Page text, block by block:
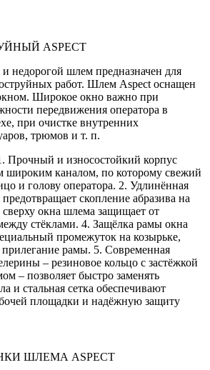
ASPECT
недорогой шлем предназначен для
работ. Шлем Aspect оснащен
Широкое окно важно при
передвижения оператора в
при очистке внутренних
трюмов и т. п.
Прочный и износостойкий корпус
широким каналом, по которому свежий
и голову оператора. 2. Удлинённая
скопление абразива на
окна шлема защищает от
стёклами. 4. Защёлка рамы окна
промежуток на козырьке,
прилегание рамы. 5. Современная
– резиновое кольцо с застёжкой
– позволяет быстро заменять
и стальная сетка обеспечивают
площадки и надёжную защиту
ШЛЕМА ASPECT